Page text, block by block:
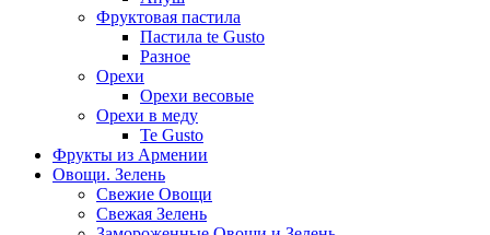
Фруктовая пастила
Пастила te Gusto
Разное
Орехи
Орехи весовые
Орехи в меду
Te Gusto
Фрукты из Армении
Овощи. Зелень
Свежие Овощи
Свежая Зелень